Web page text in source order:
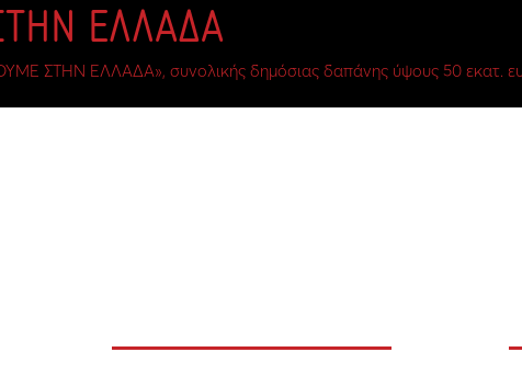
ΕΛΛΑΔΑ
ΣΤΗΝ ΕΛΛΑΔΑ», συνολικής δημόσιας δαπάνης ύψους 50 εκατ.